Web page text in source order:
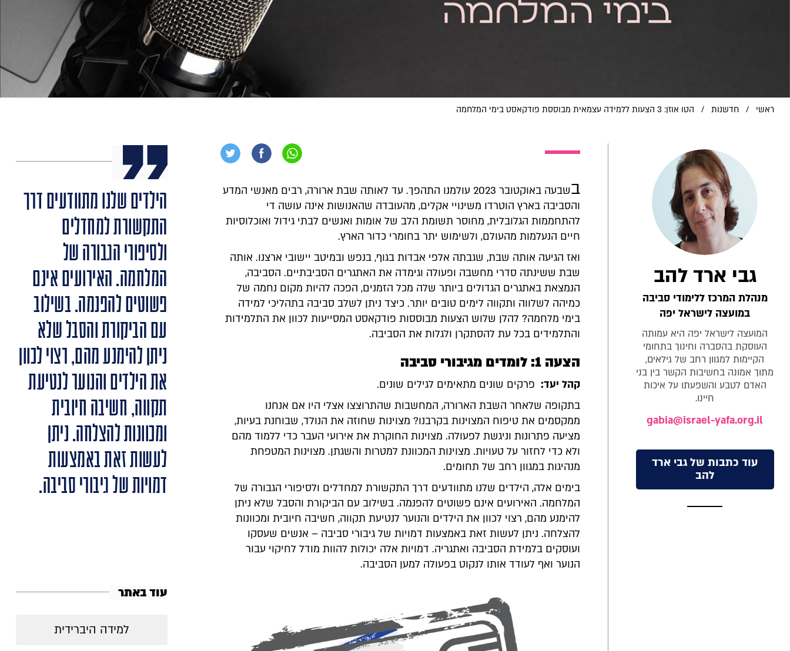
ראשי / חדשנות / הטו אוזן: 3 הצעות ללמידה עצמאית מבוססת פודקאסט בימי המלחמה
ב
שבעה באוקטובר 2023 עולמנו התהפך. עד לאותה שבת ארורה, רבים מאנשי המדע
והסביבה בארץ הוטרדו משינויי אקלים, מהעובדה שהאנושות אינה עושה די
להתחממות הגלובלית, מחוסר תשומת הלב של אומות ואנשים לבתי גידול ואוכלוסיות
חיים הנעלמות מהעולם, ולשימוש יתר בחומרי כדור הארץ.
ואז הגיעה אותה שבת, שגבתה אלפי אבדות בגוף, בנפש ובמיטב יישובי ארצנו. אותה
שבת ששינתה סדרי מחשבה ופעולה וגימדה את האתגרים הסביבתיים. הסביבה,
הנמצאת באתגרים הגדולים ביותר שלה מכל הזמנים, הפכה להיות מקום נחמה של
כמיהה לשלווה ותקווה לימים טובים יותר. כיצד ניתן לשלב סביבה בתהליכי למידה
בימי מלחמה? להלן שלוש הצעות מבוססות פודקאסט המסייעות לכוון את התלמידות
והתלמידים בכל עת להסתקרן ולגלות את הסביבה.
הצעה 1: לומדים מגיבורי סביבה
קהל יעד: פרקים שונים מתאימים לגילים שונים.
בתקופה שלאחר השבת הארורה, המחשבות שהתרוצצו אצלי היו אם אנחנו
ממקסמים את טיפוח המצוינות בקרבנו? מצוינות שחוזה את הנולד, שבוחנת בעיות,
מציעה פתרונות וניגשת לפעולה. מצוינות החוקרת את אירועי העבר כדי ללמוד מהם
ולא כדי לחזור על טעויות. מצוינות המכוונת למטרות והשגתן. מצוינות המטפחת
מנהיגות במגוון רחב של תחומים.
בימים אלה, הילדים שלנו מתוודעים דרך התקשורת למחדלים ולסיפורי הגבורה של
המלחמה. האירועים אינם פשוטים להפנמה. בשילוב עם הביקורת והסבל שלא ניתן
להימנע מהם, רצוי לכוון את הילדים והנוער לנטיעת תקווה, חשיבה חיובית ומכוונות
להצלחה. ניתן לעשות זאת באמצעות דמויות של גיבורי סביבה – אנשים שעסקו
ועוסקים בלמידת הסביבה ואתגריה. דמויות אלה יכולות להוות מודל לחיקוי עבור
הנוער ואף לעודד אותו לנקוט בפעולה למען הסביבה.
גבי ארד להב
מנהלת המרכז ללימודי סביבה
במועצה לישראל יפה
המועצה לישראל יפה היא עמותה
העוסקת בהסברה וחינוך בתחומי
הקיימות למגוון רחב של גילאים,
מתוך אמונה בחשיבות הקשר בין בני
האדם לטבע והשפעתו על איכות
חיינו.
gabia@israel-yafa.org.il
עוד כתבות של גבי ארד
להב
הילדים שלנו מתוודעים דרך
התקשורת למחדלים
ולסיפורי הגבורה של
המלחמה. האירועים אינם
פשוטים להפנמה. בשילוב
עם הביקורת והסבל שלא
ניתן להימנע מהם, רצוי לכוון
את הילדים והנוער לנטיעת
תקווה, חשיבה חיובית
ומכוונות להצלחה. ניתן
לעשות זאת באמצעות
דמויות של גיבורי סביבה.
עוד באתר
למידה היברידית